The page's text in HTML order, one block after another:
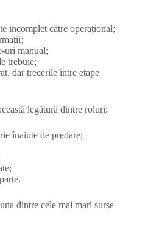
incomplet către operațional;
uri manual;
trebuie;
dar trecerile între etape
legătură dintre roluri:
înainte de predare;
dintre cele mai mari surse